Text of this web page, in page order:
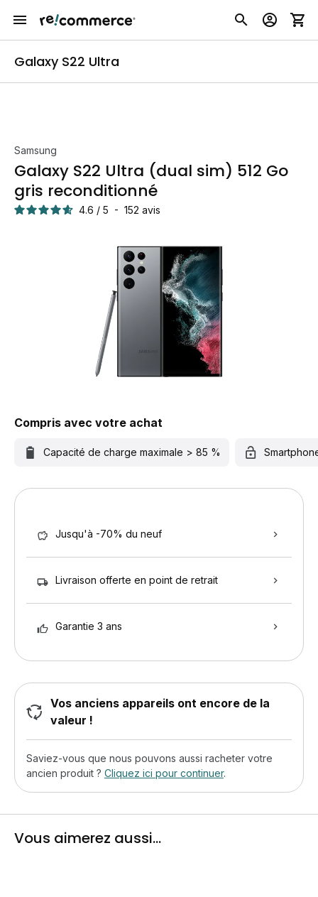
Galaxy S22 Ultra
Samsung
Galaxy S22 Ultra (dual sim) 512 Go
gris reconditionné
4.6 / 5 - 152 avis
Compris avec votre achat
Capacité de charge maximale > 85 %
Jusqu'à -70% du neuf
Livraison offerte en point de retrait
Garantie 3 ans
Vos anciens appareils ont encore de la
valeur !
Saviez-vous que nous pouvons aussi racheter votre
ancien produit ? Cliquez ici pour continuer.
Vous aimerez aussi...